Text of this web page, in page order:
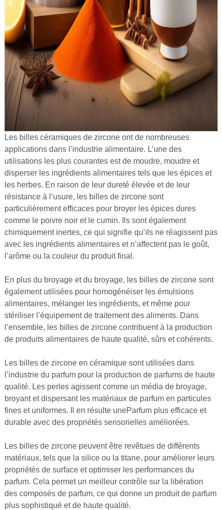
Les billes céramiques de zircone ont de nombreuses
applications dans l’industrie alimentaire. L’une des
utilisations les plus courantes est de moudre, moudre et
disperser les ingrédients alimentaires tels que les épices et
les herbes. En raison de leur dureté élevée et de leur
résistance à l’usure, les billes de zircone sont
particulièrement efficaces pour broyer les épices dures
comme le poivre noir et le cumin. Ils sont également
chimiquement inertes, ce qui signifie qu’ils ne réagissent pas
avec les ingrédients alimentaires et n’affectent pas le goût,
l’arôme ou la couleur du produit final.
En plus du broyage et du broyage, les billes de zircone sont
également utilisées pour homogénéiser les émulsions
alimentaires, mélanger les ingrédients, et même pour
stériliser l’équipement de traitement des aliments. Dans
l’ensemble, les billes de zircone contribuent à la production
de produits alimentaires de haute qualité, sûrs et cohérents.
Les billes de zircone en céramique sont utilisées dans
l’industrie du parfum pour la production de parfums de haute
qualité. Les perles agissent comme un média de broyage,
broyant et dispersant les matériaux de parfum en particules
fines et uniformes. Il en résulte uneParfum plus efficace et
durable avec des propriétés sensorielles améliorées.
Les billes de zircone peuvent être revêtues de différents
matériaux, tels que la silice ou la titane, pour améliorer leurs
propriétés de surface et optimiser les performances du
parfum. Cela permet un meilleur contrôle sur la libération
des composés de parfum, ce qui donne un produit de parfum
plus sophistiqué et de haute qualité.